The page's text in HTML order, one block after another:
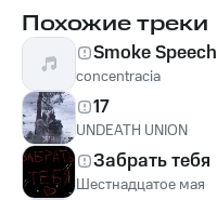
Похожие треки
Smoke Speech
concentracia
17
UNDEATH UNION
Забрать тебя
Шестнадцатое мая